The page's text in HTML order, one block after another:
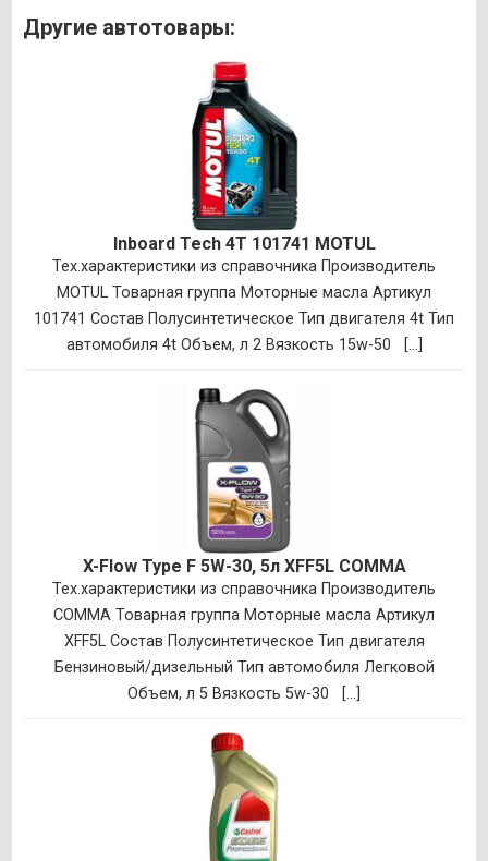
Другие автотовары:
Inboard Tech 4T 101741 MOTUL
Тех.характеристики из справочника Производитель
MOTUL Товарная группа Моторные масла Артикул
101741 Состав Полусинтетическое Тип двигателя 4t Тип
автомобиля 4t Объем, л 2 Вязкость 15w-50 [...]
X-Flow Type F 5W-30, 5л XFF5L COMMA
Тех.характеристики из справочника Производитель
COMMA Товарная группа Моторные масла Артикул
XFF5L Состав Полусинтетическое Тип двигателя
Бензиновый/дизельный Тип автомобиля Легковой
Объем, л 5 Вязкость 5w-30 [...]